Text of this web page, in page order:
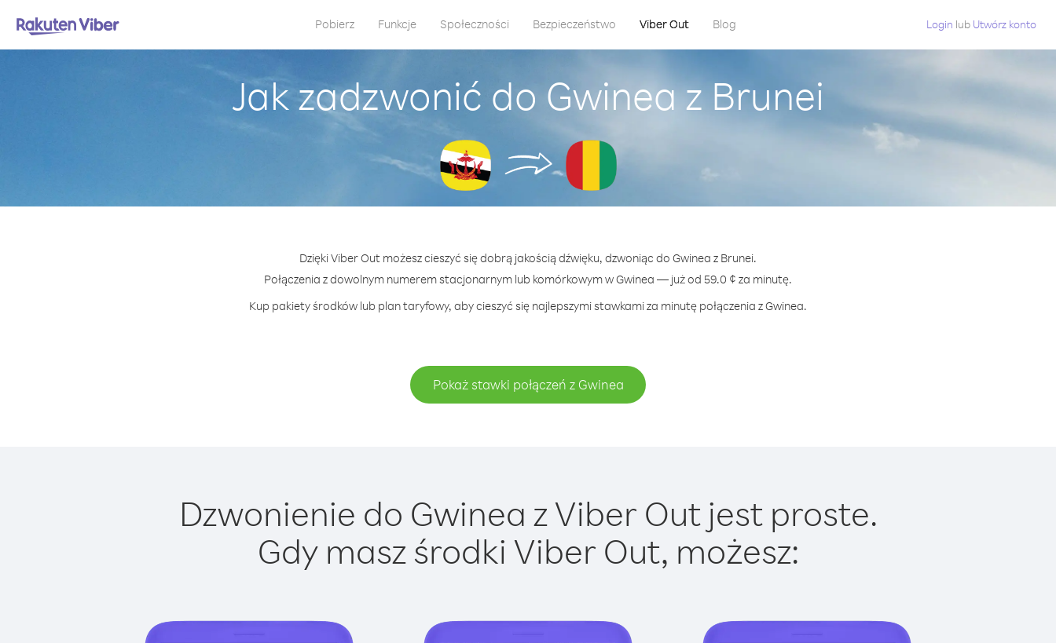
Pobierz Funkcje Społeczności Bezpieczeństwo Viber Out Blog Login lub Utwórz konto
Jak zadzwonić do Gwinea z Brunei
Dzięki Viber Out możesz cieszyć się dobrą jakością dźwięku, dzwoniąc do Gwinea z Brunei.
Połączenia z dowolnym numerem stacjonarnym lub komórkowym w Gwinea — już od 59.0 ¢ za minutę.
Kup pakiety środków lub plan taryfowy, aby cieszyć się najlepszymi stawkami za minutę połączenia z Gwinea.
Pokaż stawki połączeń z Gwinea
Dzwonienie do Gwinea z Viber Out jest proste.
Gdy masz środki Viber Out, możesz: